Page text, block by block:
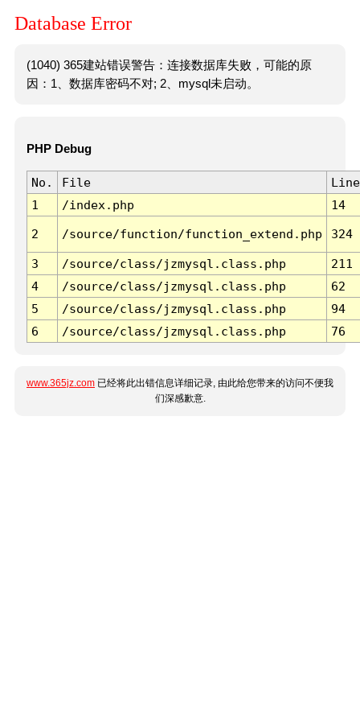
Database Error
(1040) 365建站错误警告：连接数据库失败，可能的原
因：1、数据库密码不对; 2、mysql未启动。
PHP Debug
No. File
Line
1
/index.php 14
2 /source/function/function_extend.php 324
3 /source/class/jzmysql.class.php
211
4
/source/class/jzmysql.class.php
62
5
/source/class/jzmysql.class.php
94
6
/source/class/jzmysql.class.php 76
www.365jz.com 已经将此出错信息详细记录, 由此给您带来的访问不便我
们深感歉意.